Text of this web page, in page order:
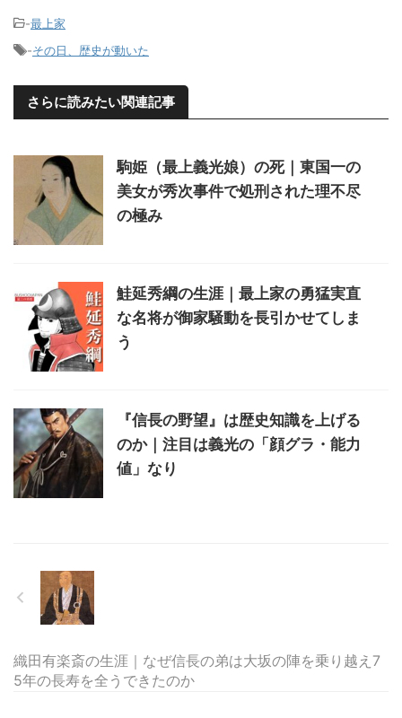
-最上家
-その日、歴史が動いた
さらに読みたい関連記事
駒姫（最上義光娘）の死｜東国一の
美女が秀次事件で処刑された理不尽
の極み
鮭延秀綱の生涯｜最上家の勇猛実直
な名将が御家騒動を長引かせてしま
う
『信長の野望』は歴史知識を上げる
のか｜注目は義光の「顔グラ・能力
値」なり
織田有楽斎の生涯｜なぜ信長の弟は大坂の陣を乗り越え7
5年の長寿を全うできたのか